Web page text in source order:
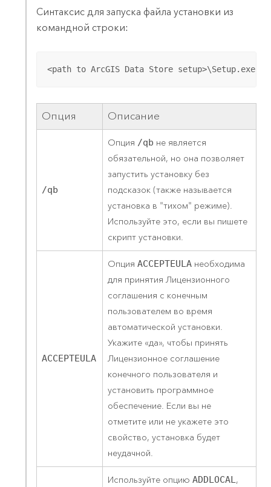
Синтаксис для запуска файла установки из
командной строки:
<path to ArcGIS Data Store setup>\Setup.exe /qb
Опция Описание
/qb
Опция /qb не является
обязательной, но она позволяет
запустить установку без
подсказок (также называется
установка в "тихом" режиме).
Используйте это, если вы пишете
скрипт установки.
ACCEPTEULA
ОпцияACCEPTEULA необходима
для принятия Лицензионного
соглашения с конечным
пользователем во время
автоматической установки.
Укажите «да», чтобы принять
Лицензионное соглашение
конечного пользователя и
установить программное
обеспечение. Если вы не
отметите или не укажете это
свойство, установка будет
неудачной.
Используйте опциюADDLOCAL,